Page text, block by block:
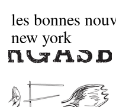
les bonnes
new york